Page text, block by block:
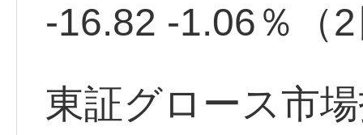
-16.82 -1.06％（
東証グロース市